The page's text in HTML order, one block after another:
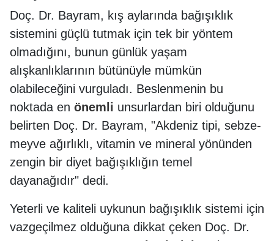
Doç. Dr. Bayram, kış aylarında bağışıklık
sistemini güçlü tutmak için tek bir yöntem
olmadığını, bunun günlük yaşam
alışkanlıklarının bütünüyle mümkün
olabileceğini vurguladı. Beslenmenin bu
noktada en önemli unsurlardan biri olduğunu
belirten Doç. Dr. Bayram, "Akdeniz tipi, sebze-
meyve ağırlıklı, vitamin ve mineral yönünden
zengin bir diyet bağışıklığın temel
dayanağıdır" dedi.
Yeterli ve kaliteli uykunun bağışıklık sistemi için
vazgeçilmez olduğuna dikkat çeken Doç. Dr.